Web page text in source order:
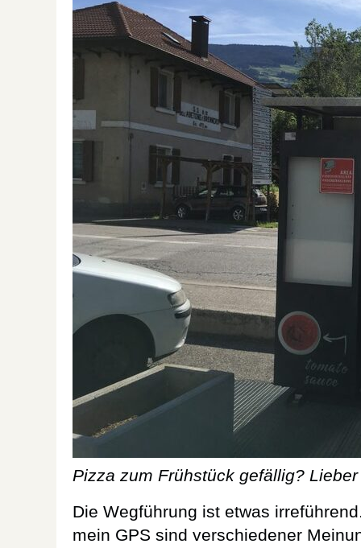
Pizza zum Frühstück gefällig?
Die Wegführung ist etwas
mein GPS sind verschiedener